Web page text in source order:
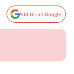
Add Us on Google